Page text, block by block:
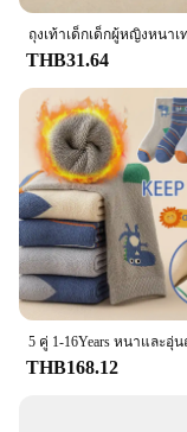
THB31.64
THB168.12